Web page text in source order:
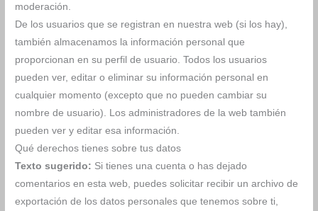
moderación.
De los usuarios que se registran en nuestra web (si los hay),
también almacenamos la información personal que
proporcionan en su perfil de usuario. Todos los usuarios
pueden ver, editar o eliminar su información personal en
cualquier momento (excepto que no pueden cambiar su
nombre de usuario). Los administradores de la web también
pueden ver y editar esa información.
Qué derechos tienes sobre tus datos
Texto sugerido: Si tienes una cuenta o has dejado
comentarios en esta web, puedes solicitar recibir un archivo de
exportación de los datos personales que tenemos sobre ti,